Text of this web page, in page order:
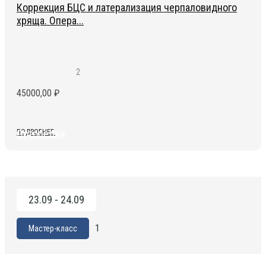
2
Коррекция БЦС и латерализация черпаловидного
хряща. Опера...
45000,00 ₽
ПОДРОБНЕЕ
23.09 - 24.09
Мастер-класс 1
Ортопедия